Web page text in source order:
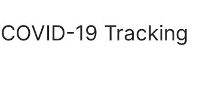
19 Tracking